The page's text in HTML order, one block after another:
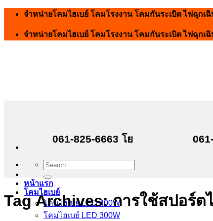
Skip
content
จำหน่ายโคมไฮเบย์ โคมโรงงาน โคมกันระเบิด ไฟฉุกเ
จำหน่ายโคมไฮเบย์ โคมโรงงาน โคมกันระเบิด ไฟฉุกเ
Search
for:
หน้าแรก
โคมไฮเบย์
โคมไฮเบย์ LED 400W
โคมไฮเบย์ LED 300W
061-825-6663 โย
Tag Archives:การใช้สปอร์ต